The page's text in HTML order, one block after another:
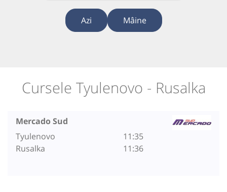
Azi Mâine
Cursele Tyulenovo - Rusalka
Mercado Sud
Tyulenovo
Rusalka
11:35
11:36